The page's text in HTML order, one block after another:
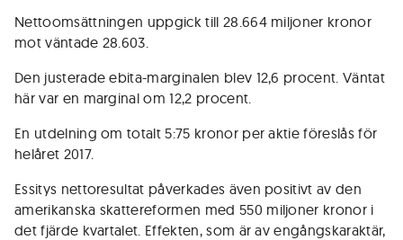
Nettoomsättningen uppgick till 28.664 miljoner kronor
mot väntade 28.603.
Den justerade ebita-marginalen blev 12,6 procent. Väntat
här var en marginal om 12,2 procent.
En utdelning om totalt 5:75 kronor per aktie föreslås för
helåret 2017.
Essitys nettoresultat påverkades även positivt av den
amerikanska skattereformen med 550 miljoner kronor i
det fjärde kvartalet. Effekten, som är av engångskaraktär,